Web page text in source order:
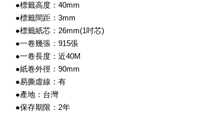
●標籤高度：40mm
●標籤間距：3mm
●標籤紙芯：26mm(1吋芯)
●一卷幾張：915張
●一卷長度：近40M
●紙卷外徑：90mm
●易撕虛線：有
●產地：台灣
●保存期限：2年